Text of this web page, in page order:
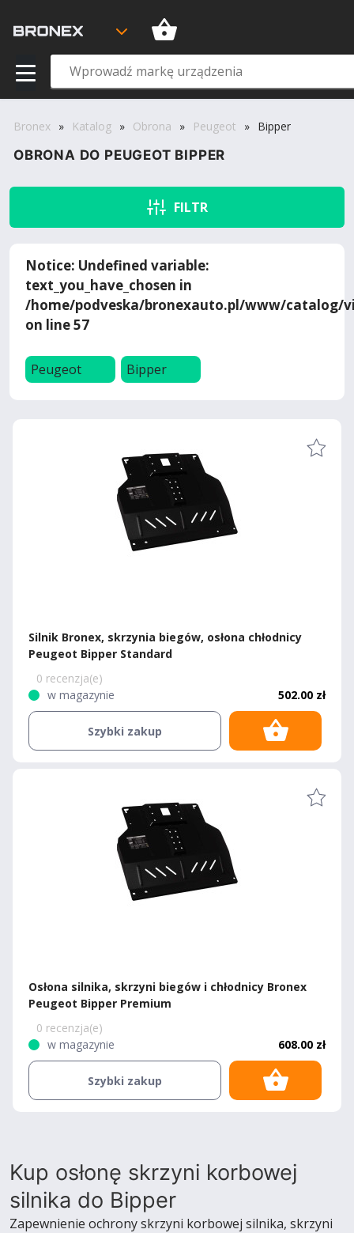
Bronex » Katalog » Obrona » Peugeot » Bipper
OBRONA DO PEUGEOT BIPPER
FILTR
Notice: Undefined variable:
text_you_have_chosen in
/home/podveska/bronexauto.pl/www/catalog/
on line57
Peugeot Bipper
Silnik Bronex, skrzynia biegów, osłona chłodnicy
Peugeot Bipper Standard
0 recenzja(e)
w magazynie
502.00 zł
Szybki zakup
Osłona silnika, skrzyni biegów i chłodnicy Bronex
Peugeot Bipper Premium
0 recenzja(e)
w magazynie
608.00 zł
Szybki zakup
Kup osłonę skrzyni korbowej
silnika do Bipper
Zapewnienie ochrony skrzyni korbowej silnika, skrzyni